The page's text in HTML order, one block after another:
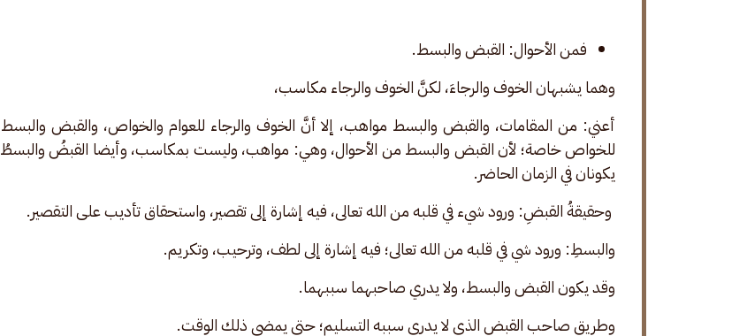
فمن الأحوال: القبض والبسط.
وهما يشبهان الخوف والرجاءَ، لكنَّ الخوف والرجاء مكاسب،
أعني: من المقامات، والقبض والبسط مواهب، إلا أنَّ الخوف والرجاء للعوام والخواص، والقبض والبسط
للخواص خاصة؛ لأن القبض والبسط من الأحوال، وهي: مواهب، وليست بمكاسب، وأيضا القبضُ والبسطُ
يكونان في الزمان الحاضر.
وحقيقةُ القبضِ: ورود شيء في قلبه من الله تعالى، فيه إشارة إلى تقصير، واستحقاق تأديب على التقصير.
والبسطِ: ورود شي في قلبه من الله تعالى؛ فيه إشارة إلى لطف، وترحيب، وتكريم.
وقد يكون القبض والبسط، ولا يدري صاحبهما سببهما.
وطريق صاحب القبض الذي لا يدري سببه التسليم؛ حتى يمضي ذلك الوقت.